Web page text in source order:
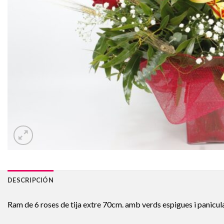
DESCRIPCIÓN
Ram de 6 roses de tija extre 70cm. amb verds espigues i